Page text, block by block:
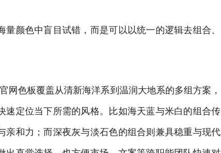
颜色中盲目试错，而是可以以统一的逻辑去组合、
网色板覆盖从清新海洋系到温润大地系的多组方案，
速定位当下所需的风格。比如海天蓝与米白的组合传
亲和力；而深夜灰与淡石色的组合则兼具稳重与现代